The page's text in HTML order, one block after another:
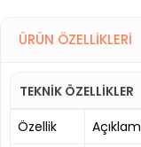
ÜRÜN ÖZELLIKLERI
TEKNİK ÖZELLİKLER
Özellik